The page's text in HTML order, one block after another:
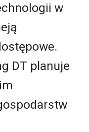
w
DT planuje